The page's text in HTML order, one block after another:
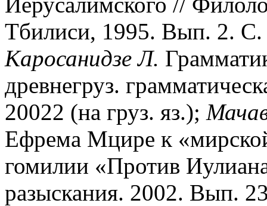
Тбилиси, 1995. Вып. 2. С.
Каросанидзе Л.
древнегруз.
20022 (на груз. яз.);
Ефрема Мцире к
гомилии «Против
разыскания. 2002. Вып.